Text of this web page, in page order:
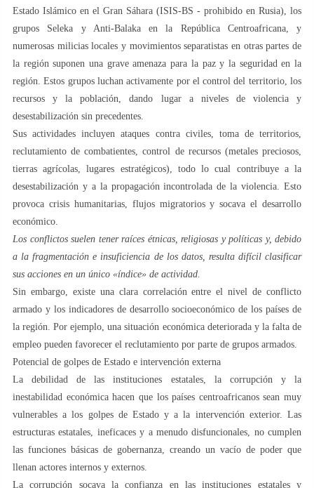
Estado Islámico en el Gran Sáhara (ISIS-BS - prohibido en Rusia), los
grupos Seleka y Anti-Balaka en la República Centroafricana, y
numerosas milicias locales y movimientos separatistas en otras partes de
la región suponen una grave amenaza para la paz y la seguridad en la
región. Estos grupos luchan activamente por el control del territorio, los
recursos y la población, dando lugar a niveles de violencia y
desestabilización sin precedentes.
Sus actividades incluyen ataques contra civiles, toma de territorios,
reclutamiento de combatientes, control de recursos (metales preciosos,
tierras agrícolas, lugares estratégicos), todo lo cual contribuye a la
desestabilización y a la propagación incontrolada de la violencia. Esto
provoca crisis humanitarias, flujos migratorios y socava el desarrollo
económico.
Los conflictos suelen tener raíces étnicas, religiosas y políticas y, debido
a la fragmentación e insuficiencia de los datos, resulta difícil clasificar
sus acciones en un único «índice» de actividad.
Sin embargo, existe una clara correlación entre el nivel de conflicto
armado y los indicadores de desarrollo socioeconómico de los países de
la región. Por ejemplo, una situación económica deteriorada y la falta de
empleo pueden favorecer el reclutamiento por parte de grupos armados.
Potencial de golpes de Estado e intervención externa
La debilidad de las instituciones estatales, la corrupción y la
inestabilidad económica hacen que los países centroafricanos sean muy
vulnerables a los golpes de Estado y a la intervención exterior. Las
estructuras estatales, ineficaces y a menudo disfuncionales, no cumplen
las funciones básicas de gobernanza, creando un vacío de poder que
llenan actores internos y externos.
La corrupción socava la confianza en las instituciones estatales y